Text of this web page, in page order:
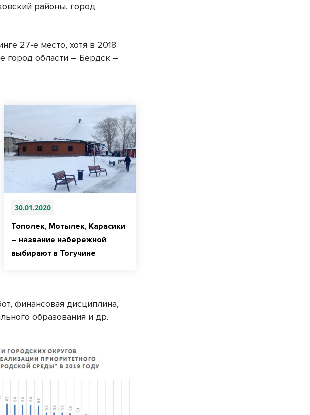
районы, город
27-е место, хотя в 2018
город области – Бердск –
30.01.2020
Тополек, Мотылек, Карасики
– название набережной
выбирают в Тогучине
финансовая дисциплина,
образования и др.